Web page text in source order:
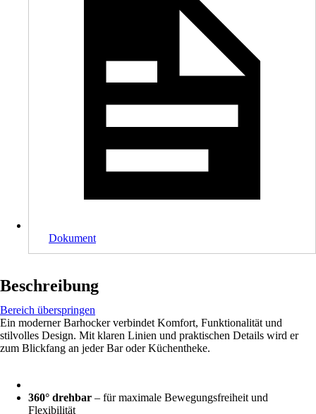
Dokument
Beschreibung
Bereich überspringen
Ein moderner Barhocker verbindet Komfort, Funktionalität und
stilvolles Design. Mit klaren Linien und praktischen Details wird er
zum Blickfang an jeder Bar oder Küchentheke.
360° drehbar – für maximale Bewegungsfreiheit und
Flexibilität